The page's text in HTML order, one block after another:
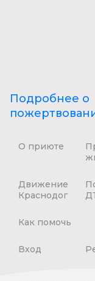
Подробнее о
О приюте
Движение
Краснодог
Как помочь
Вход